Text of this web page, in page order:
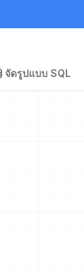
จัดรูปแบบ SQL